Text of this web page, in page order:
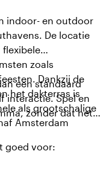
indoor- en outdoor
De locatie
zoals
Dankzij de
het dakterras is
als grootschalige
Amsterdam
een standaard
interactie. Spel en
zonder dat het
goed voor: